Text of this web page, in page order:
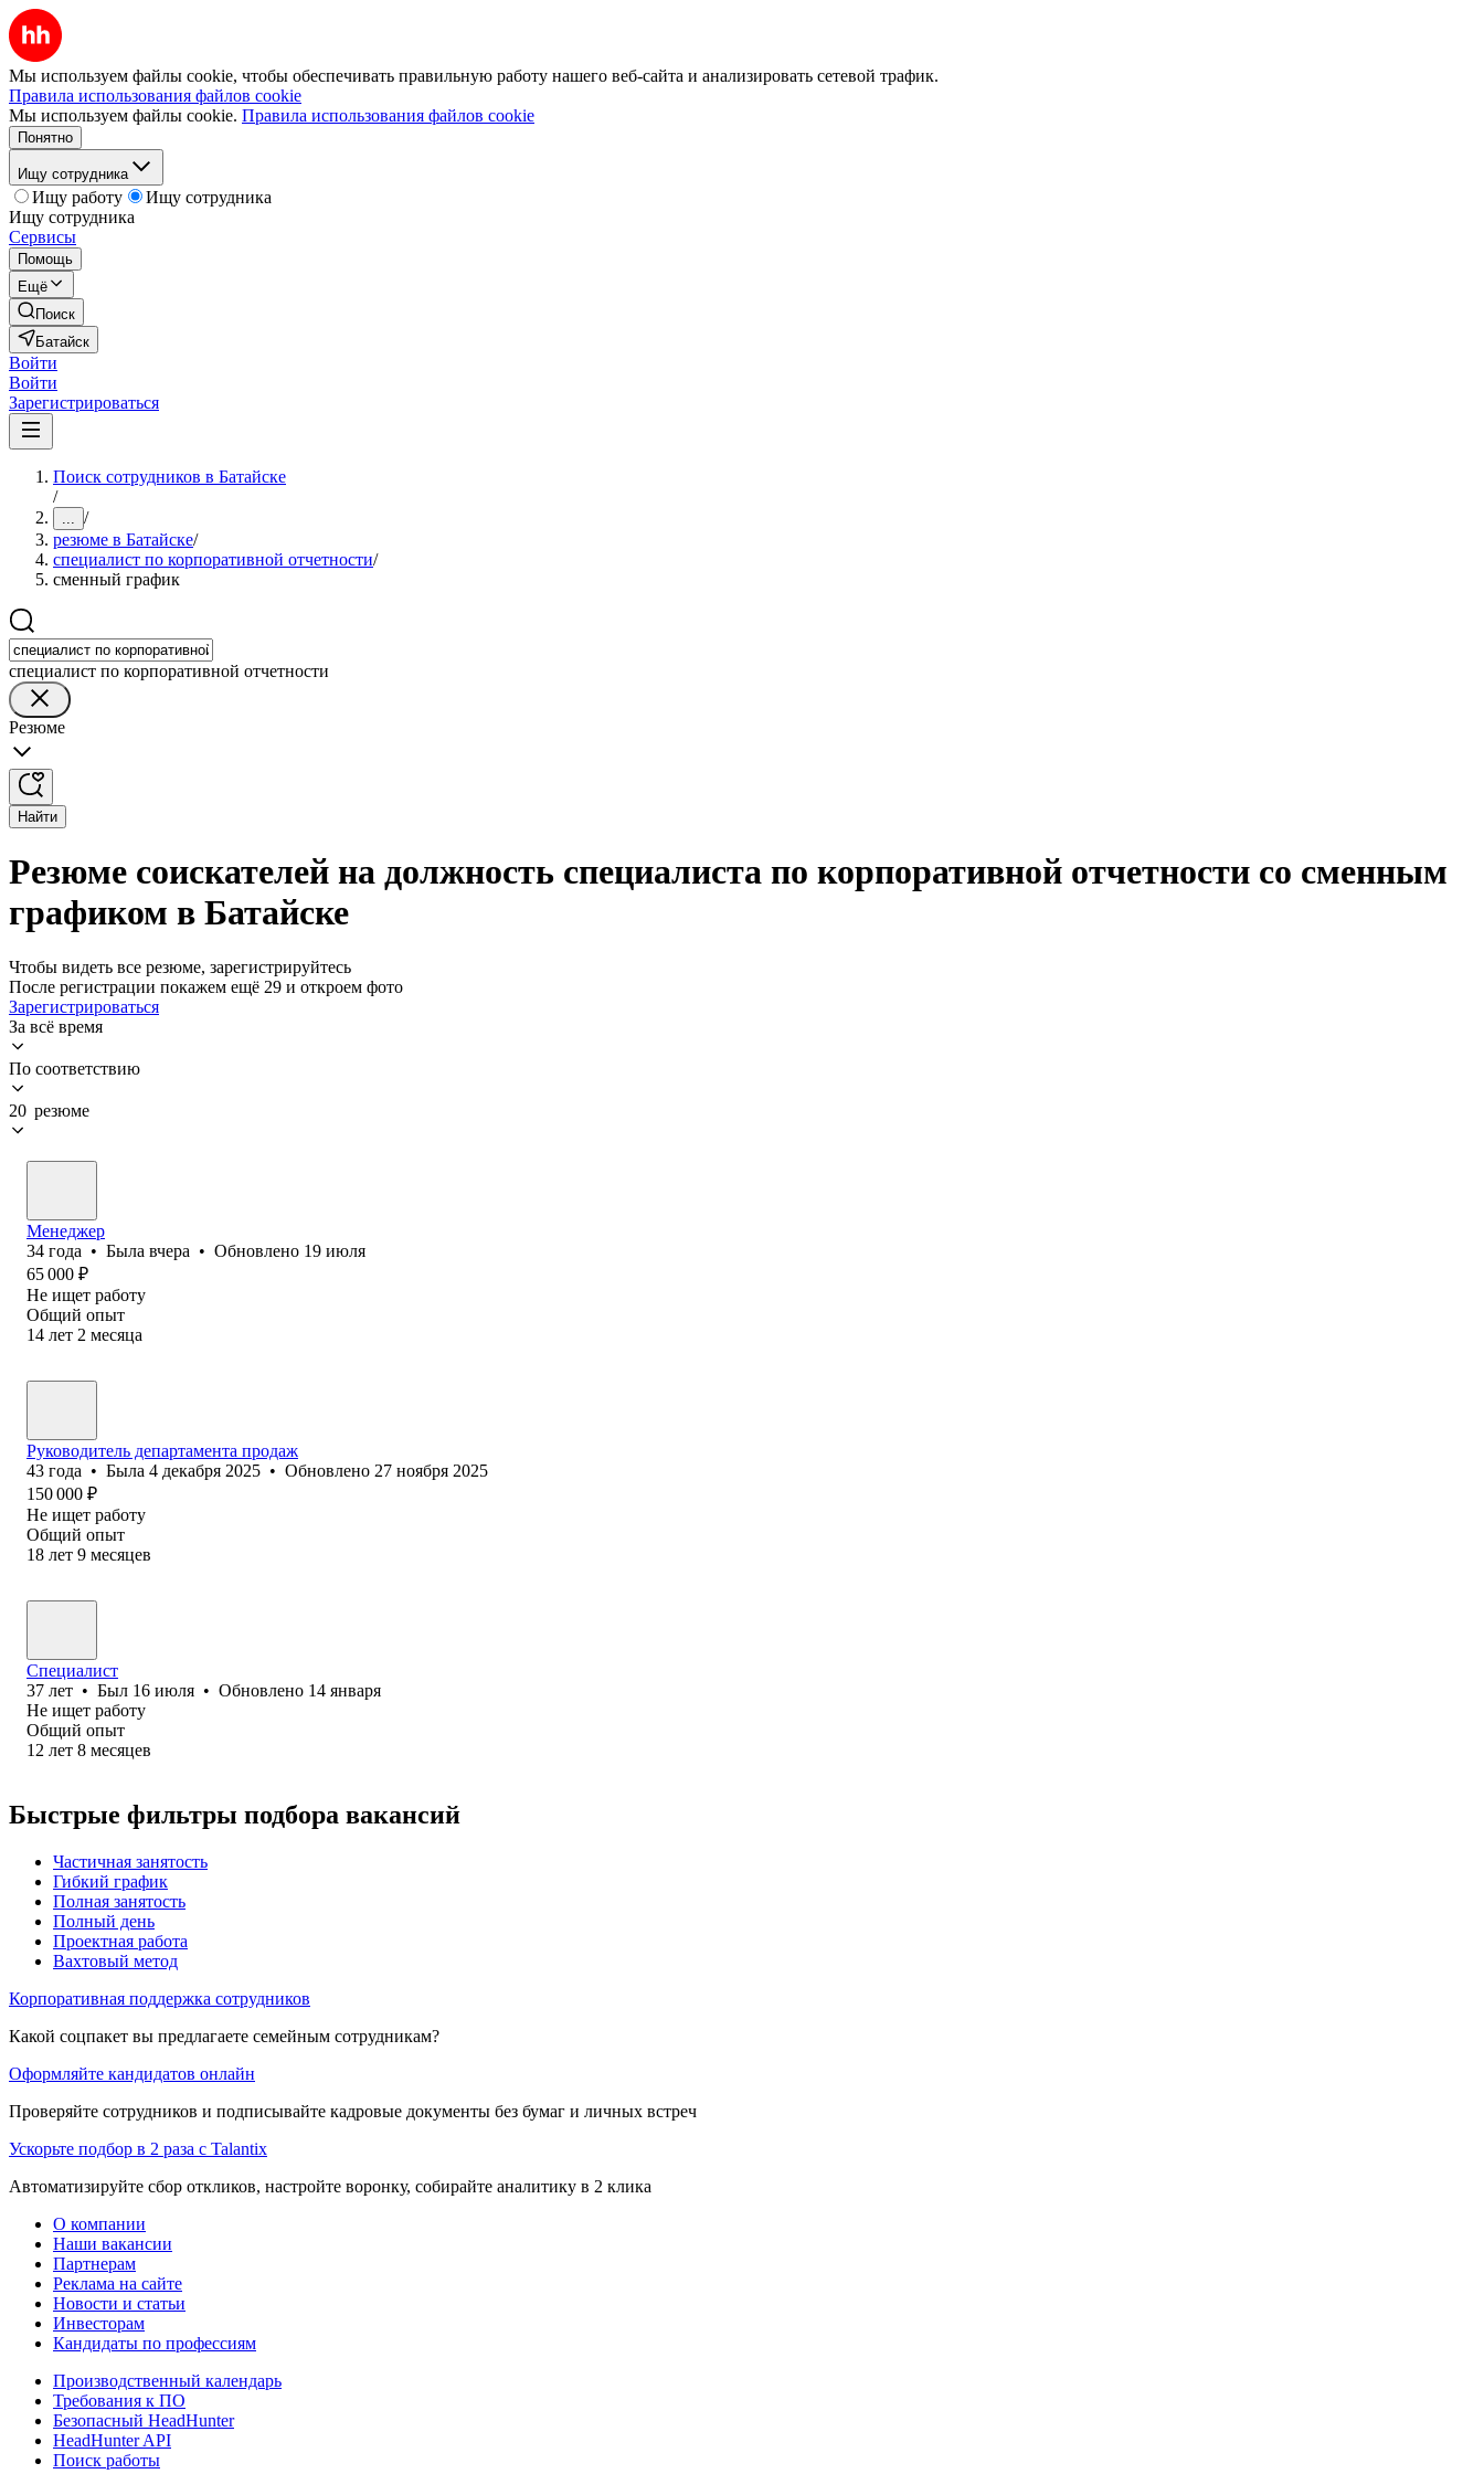
Мы используем файлы cookie, чтобы обеспечивать правильную работу нашего веб-сайта и анализировать сетевой трафик.
Правила использования файлов cookie
Мы используем файлы cookie. Правила использования файлов cookie
Понятно
Ищу сотрудника
Ищу работу
Ищу сотрудника
Ищу сотрудника
Сервисы
Помощь
Ещё
Поиск
Батайск
Войти
Войти
Зарегистрироваться
Поиск сотрудников в Батайске
/
... /
резюме в Батайске/
специалист по корпоративной отчетности/
сменный график
специалист по корпоративной отчетности
Резюме
Найти
Резюме соискателей на должность специалиста по корпоративной отчетности со сменным
графиком в Батайске
Чтобы видеть все резюме, зарегистрируйтесь
После регистрации покажем ещё 29 и откроем фото
Зарегистрироваться
За всё время
По соответствию
20 резюме
Менеджер
34 года • Была вчера • Обновлено 19 июля
65 000 ₽
Не ищет работу
Общий опыт
14 лет 2 месяца
Руководитель департамента продаж
43 года • Была 4 декабря 2025 • Обновлено 27 ноября 2025
150 000 ₽
Не ищет работу
Общий опыт
18 лет 9 месяцев
Специалист
37 лет • Был 16 июля • Обновлено 14 января
Не ищет работу
Общий опыт
12 лет 8 месяцев
Быстрые фильтры подбора вакансий
Частичная занятость
Гибкий график
Полная занятость
Полный день
Проектная работа
Вахтовый метод
Корпоративная поддержка сотрудников
Какой соцпакет вы предлагаете семейным сотрудникам?
Оформляйте кандидатов онлайн
Проверяйте сотрудников и подписывайте кадровые документы без бумаг и личных встреч
Ускорьте подбор в 2 раза с Talantix
Автоматизируйте сбор откликов, настройте воронку, собирайте аналитику в 2 клика
О компании
Наши вакансии
Партнерам
Реклама на сайте
Новости и статьи
Инвесторам
Кандидаты по профессиям
Производственный календарь
Требования к ПО
Безопасный HeadHunter
HeadHunter API
Поиск работы